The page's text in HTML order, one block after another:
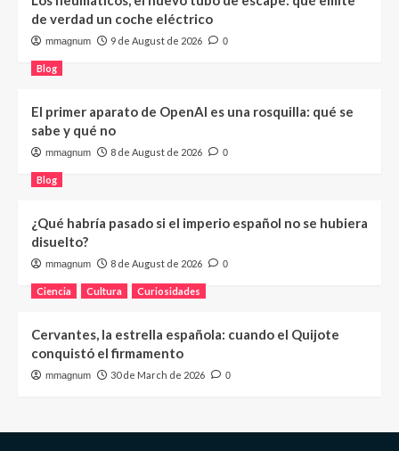
de verdad un coche eléctrico
mmagnum 9 de August de 2026 0
Blog
El primer aparato de OpenAI es una rosquilla: qué se
sabe y qué no
mmagnum 8 de August de 2026 0
Blog
¿Qué habría pasado si el imperio español no se hubiera
disuelto?
mmagnum 8 de August de 2026 0
Ciencia Cultura Curiosidades
Cervantes, la estrella española: cuando el Quijote
conquistó el firmamento
mmagnum 30 de March de 2026 0